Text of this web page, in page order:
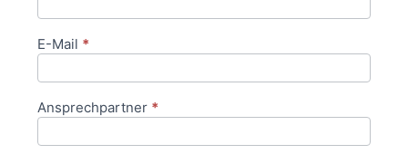
E-Mail *
Ansprechpartner *